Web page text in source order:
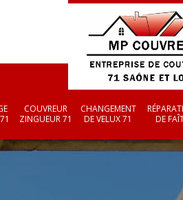
COUVREUR
ZINGUEUR 71
CHANGEMENT
DE VELUX 71
DE